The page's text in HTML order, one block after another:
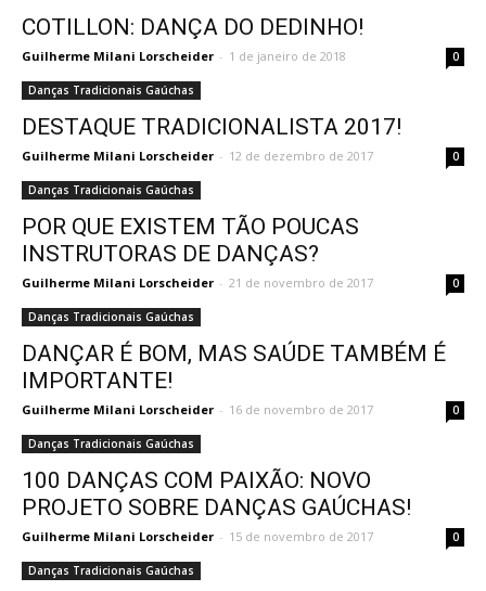
COTILLON: DANÇA DO DEDINHO!
Guilherme Milani Lorscheider - 1 de janeiro de 2018 0
Danças Tradicionais Gaúchas
DESTAQUE TRADICIONALISTA 2017!
Guilherme Milani Lorscheider - 12 de dezembro de 2017 0
Danças Tradicionais Gaúchas
POR QUE EXISTEM TÃO POUCAS
INSTRUTORAS DE DANÇAS?
Guilherme Milani Lorscheider - 21 de novembro de 2017 0
Danças Tradicionais Gaúchas
DANÇAR É BOM, MAS SAÚDE TAMBÉM É
IMPORTANTE!
Guilherme Milani Lorscheider - 16 de novembro de 2017 0
Danças Tradicionais Gaúchas
100 DANÇAS COM PAIXÃO: NOVO
PROJETO SOBRE DANÇAS GAÚCHAS!
Guilherme Milani Lorscheider - 15 de novembro de 2017 0
Danças Tradicionais Gaúchas